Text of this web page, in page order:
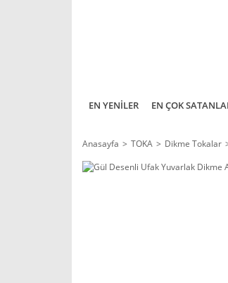
EN YENİLER EN ÇOK
Anasayfa TOKA Dikme Tokalar